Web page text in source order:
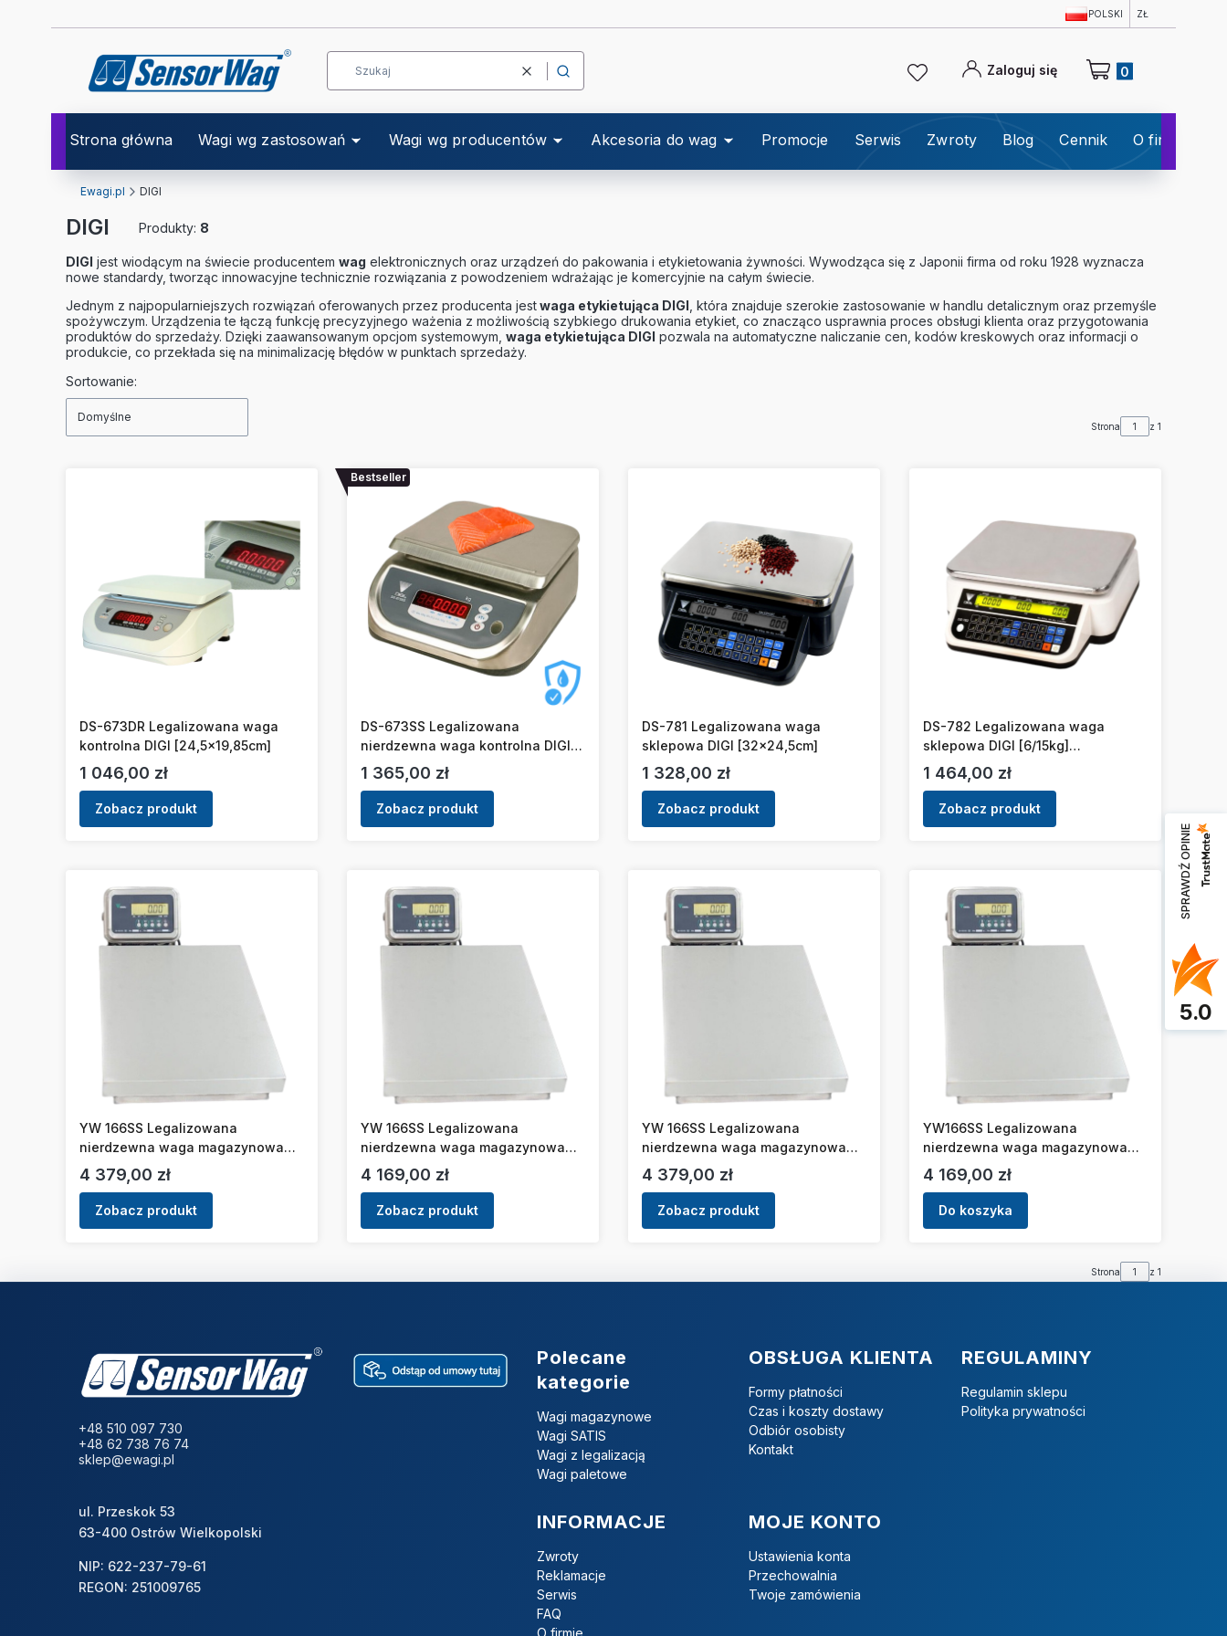
POLSKI ZŁ
WyczyśćSzukaj
Zaloguj się Produkty w koszyku:
Strona główna Wagi wg zastosowań Wagi wg producentów Akcesoria do wag Promocje Serwis Zwroty Blog Cennik O firmie
Ewagi.pl DIGI
DIGI Produkty: 8
DIGI jest wiodącym na świecie producentem wag elektronicznych oraz urządzeń do pakowania i etykietowania żywności. Wywodząca się z Japonii firma od roku 1928 wyznacza
nowe standardy, tworząc innowacyjne technicznie rozwiązania z powodzeniem wdrażając je komercyjnie na całym świecie.
Jednym z najpopularniejszych rozwiązań oferowanych przez producenta jestwaga etykietująca DIGI , która znajduje szerokie zastosowanie w handlu detalicznym oraz przemyśle
spożywczym. Urządzenia te łączą funkcję precyzyjnego ważenia z możliwością szybkiego drukowania etykiet, co znacząco usprawnia proces obsługi klienta oraz przygotowania
produktów do sprzedaży. Dzięki zaawansowanym opcjom systemowym, waga etykietująca DIGI pozwala na automatyczne naliczanie cen, kodów kreskowych oraz informacji o
produkcie, co przekłada się na minimalizację błędów w punktach sprzedaży.
Lista produktów
Sortowanie:
Domyślne
Strona z 1
DS-673DR Legalizowana waga
kontrolna DIGI [24,5x19,85cm]
Cena
1 046,00 zł
Zobacz produkt
Bestseller
DS-673SS Legalizowana
nierdzewna waga kontrolna DIGI
[24,7x19,8cm]
Cena
1 365,00 zł
Zobacz produkt
DS-781 Legalizowana waga
sklepowa DIGI [32x24,5cm]
Cena
1 328,00 zł
Zobacz produkt
DS-782 Legalizowana waga
sklepowa DIGI [6/15kg]
[32x24,5cm]
Cena
1 464,00 zł
Zobacz produkt
YW 166SS Legalizowana
nierdzewna waga magazynowa
DIGI [150kg/50g]
Cena
4 379,00 zł
Zobacz produkt
YW 166SS Legalizowana
nierdzewna waga magazynowa
DIGI [30kg/10g]
Cena
4 169,00 zł
Zobacz produkt
YW 166SS Legalizowana
nierdzewna waga magazynowa
DIGI [60kg/20g]
Cena
4 379,00 zł
Zobacz produkt
YW166SS Legalizowana
nierdzewna waga magazynowa
DIGI [15kg/5g][35x35cm]
Cena
4 169,00 zł
Do koszyka
Strona z 1
+48 510 097 730
+48 62 738 76 74
sklep@ewagi.pl
ul. Przeskok 53
63-400 Ostrów Wielkopolski
NIP: 622-237-79-61
REGON: 251009765
Linki w stopce
Polecane
kategorie
Wagi magazynowe
Wagi SATIS
Wagi z legalizacją
Wagi paletowe
OBSŁUGA KLIENTA
Formy płatności
Czas i koszty dostawy
Odbiór osobisty
Kontakt
REGULAMINY
Regulamin sklepu
Polityka prywatności
INFORMACJE
Zwroty
Reklamacje
Serwis
FAQ
O firmie
MOJE KONTO
Ustawienia konta
Przechowalnia
Twoje zamówienia
SPRAWDŹ OPINIE
5.0